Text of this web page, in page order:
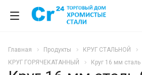
Главная Продукты
КРУГ СТАЛЬНОЙ
КРУГ ГОРЯЧЕКАТАННЫЙ
Круг 16 мм